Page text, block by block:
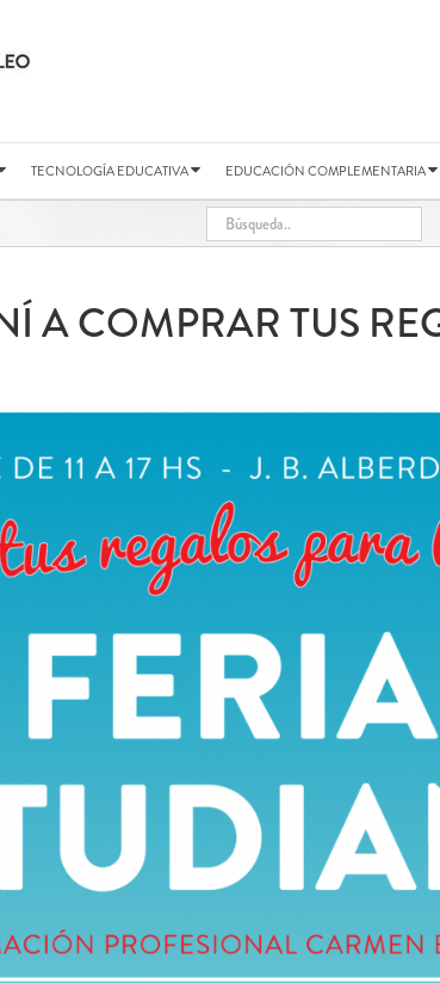
TECNOLOGÍA EDUCATIVA EDUCACIÓN COMPLEMENTARIA
A COMPRAR TUS